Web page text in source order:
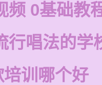
频 0基础教
行唱法的学
训哪个好